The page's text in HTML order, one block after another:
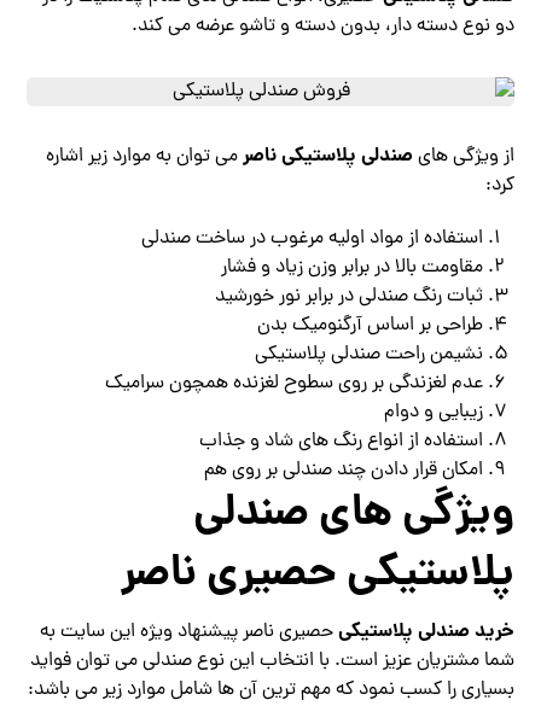
دو نوع دسته دار، بدون دسته و تاشو عرضه می کند.
از ویژگی های صندلی پلاستیکی ناصرمی توان به موارد زیر اشاره
کرد:
استفاده از مواد اولیه مرغوب در ساخت صندلی
مقاومت بالا در برابر وزن زیاد و فشار
ثبات رنگ صندلی در برابر نور خورشید
طراحی بر اساس آرگنومیک بدن
نشیمن راحت صندلی پلاستیکی
عدم لغزندگی بر روی سطوح لغزنده همچون سرامیک
زیبایی و دوام
استفاده از انواع رنگ های شاد و جذاب
امکان قرار دادن چند صندلی بر روی هم
ویژگی های صندلی
پلاستیکی حصیری ناصر
خرید صندلی پلاستیکیحصیری ناصر پیشنهاد ویژه این سایت به
شما مشتریان عزیز است. با انتخاب این نوع صندلی می توان فواید
بسیاری را کسب نمود که مهم ترین آن ها شامل موارد زیر می باشد: